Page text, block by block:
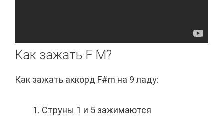
Как зажать F M?
Как зажать аккорд F#m на 9 ладу:
Струны 1 и 5 зажимаются